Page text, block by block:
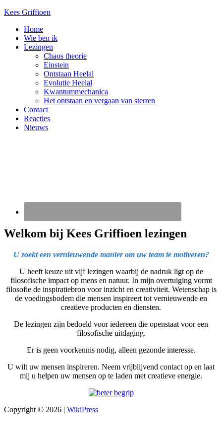
Kees Griffioen
Home
Wie ben ik
Lezingen
Chaos theorie
Einstein
Ontstaan Heelal
Evolutie Heelal
Kwantummechanica
Het ontstaan en vergaan van sterren
Contact
Reacties
Nieuws
Welkom bij Kees Griffioen lezingen
U zoekt een vernieuwende manier om uw team te motiveren?
U heeft keuze uit vijf lezingen waarbij de nadruk ligt op de
filosofische impact op mens en natuur. In mijn overtuiging vormt
filosofie de inspiratiebron voor inzicht en creativiteit. Wetenschap is
de voedingsbodem die mensen inspireert tot vernieuwende en
creatieve producten en diensten.
De lezingen zijn bedoeld voor iedereen die openstaat voor een
filosofische uitdaging.
Er is geen voorkennis nodig, alleen gezonde interesse.
U wilt uw mensen inspireren. Neem vrijblijvend contact op en laat
mij u helpen uw mensen op te laden met creatieve energie.
Copyright © 2026 | WikiPress